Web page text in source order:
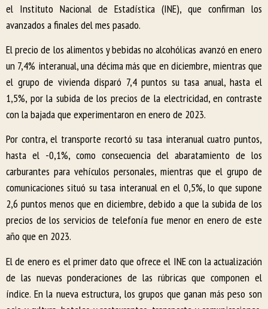
el Instituto Nacional de Estadística (INE), que confirman los
avanzados a finales del mes pasado.
El precio de los alimentos y bebidas no alcohólicas avanzó en enero
un 7,4% interanual, una décima más que en diciembre, mientras que
el grupo de vivienda disparó 7,4 puntos su tasa anual, hasta el
1,5%, por la subida de los precios de la electricidad, en contraste
con la bajada que experimentaron en enero de 2023.
Por contra, el transporte recortó su tasa interanual cuatro puntos,
hasta el -0,1%, como consecuencia del abaratamiento de los
carburantes para vehículos personales, mientras que el grupo de
comunicaciones situó su tasa interanual en el 0,5%, lo que supone
2,6 puntos menos que en diciembre, debido a que la subida de los
precios de los servicios de telefonía fue menor en enero de este
año que en 2023.
El de enero es el primer dato que ofrece el INE con la actualización
de las nuevas ponderaciones de las rúbricas que componen el
índice. En la nueva estructura, los grupos que ganan más peso son